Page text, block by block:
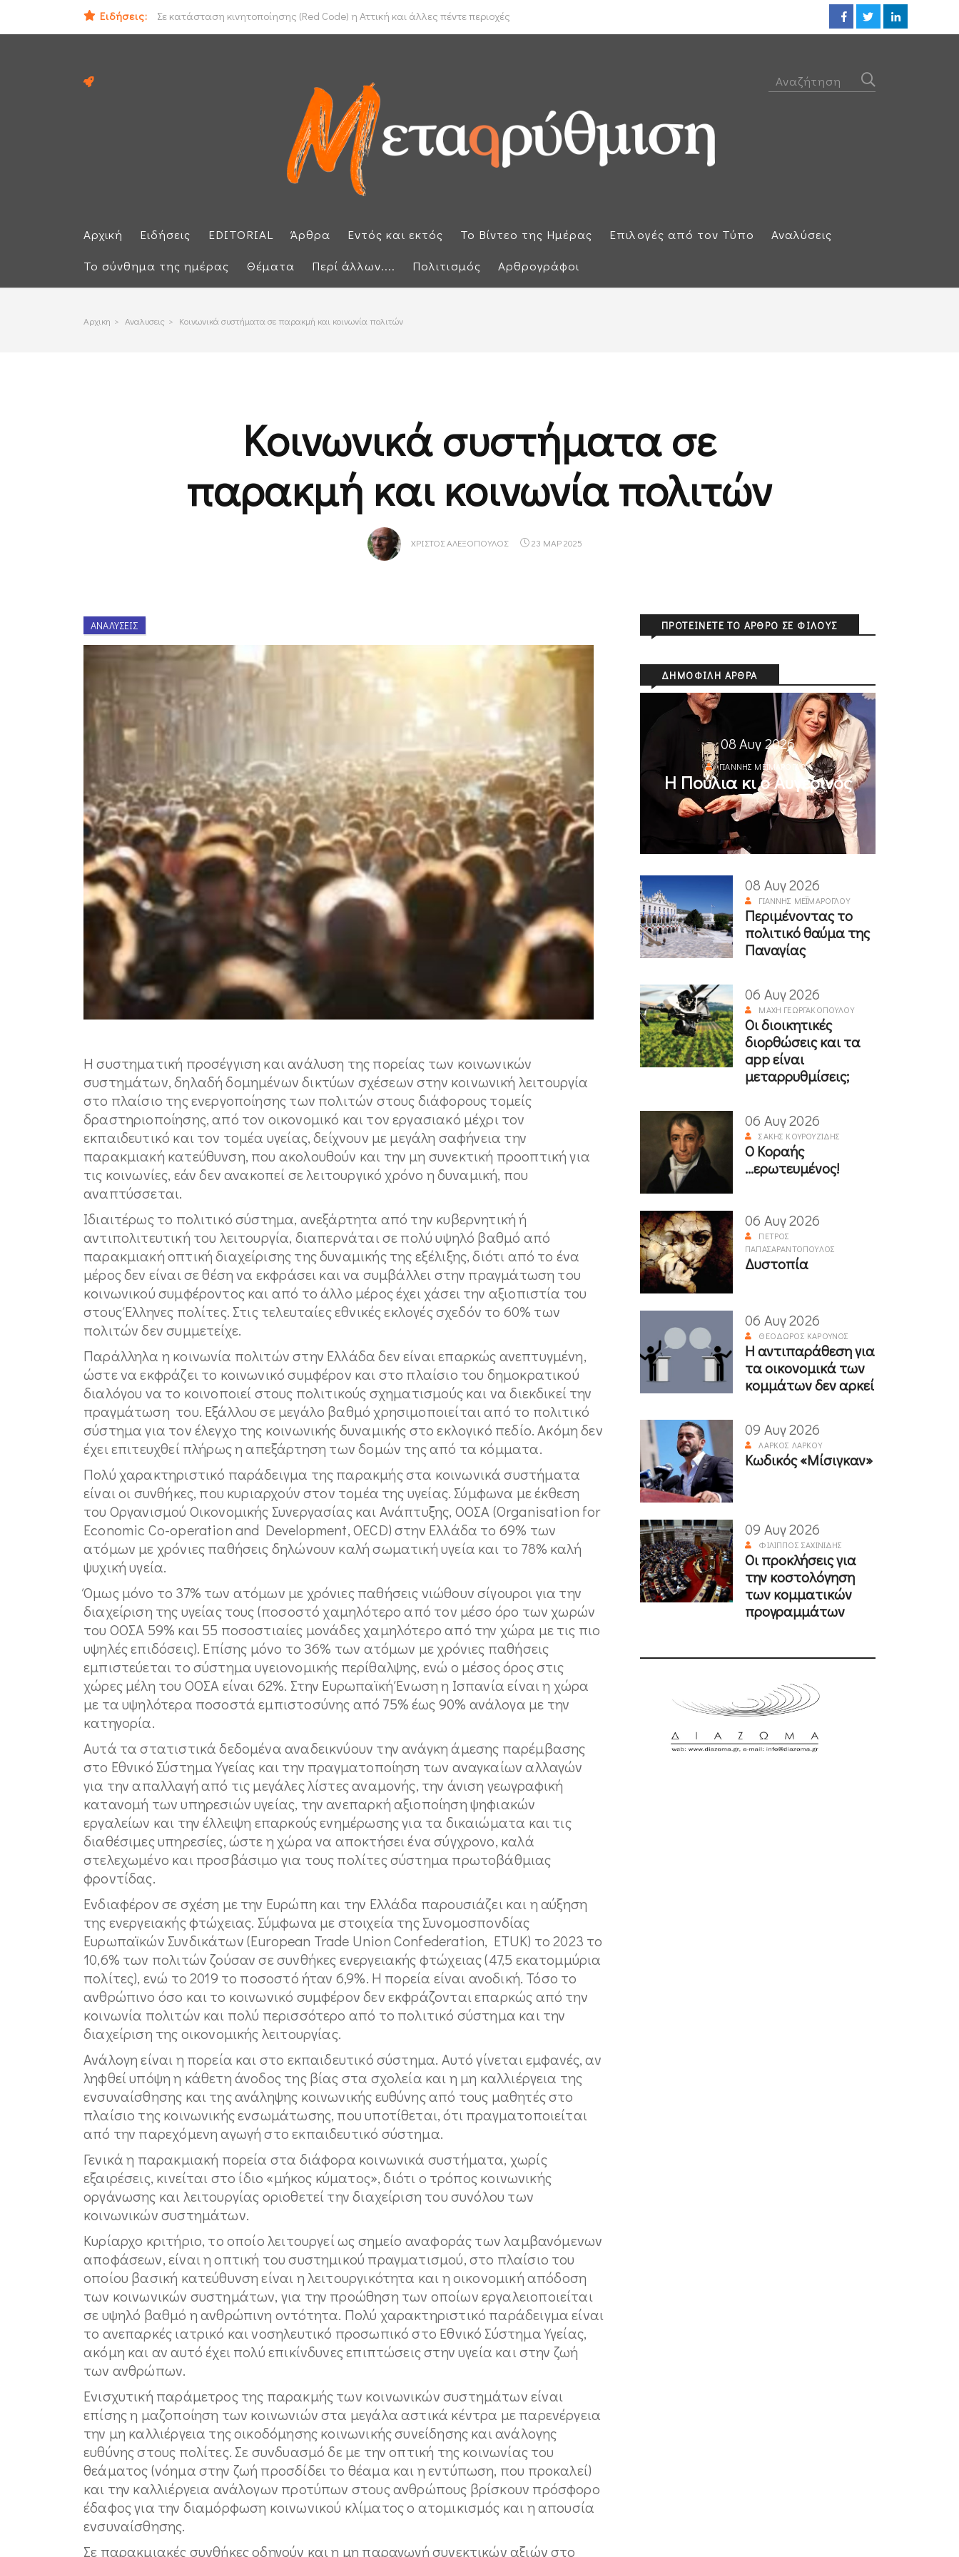
Ειδήσεις:
Σε κατάσταση κινητοποίησης (Red Code) η Αττική και άλλες πέντε περιοχές
Ομάν: «Θετικές» οι συνομιλίες με το Ιράν για τα Στενά του Ορμούζ Η απάντηση της Ισπανίας:
Αρχική Ειδήσεις EDITORIAL Άρθρα Εντός και εκτός Το Βίντεο της Ημέρας Επιλογές από τον Τύπο
Αναλύσεις
Το σύνθημα της ημέρας
Θέματα Περί άλλων.... Πολιτισμός Αρθρογράφοι
Αρχικη > Αναλυσεις > Κοινωνικά συστήματα σε παρακμή και κοινωνία πολιτών
Κοινωνικά συστήματα σε
παρακμή και κοινωνία πολιτών
ΧΡΊΣΤΟΣ ΑΛΕΞΌΠΟΥΛΟΣ 23 ΜΑΡ 2025
ΑΝΑΛΎΣΕΙΣ
Η συστηματική προσέγγιση και ανάλυση της πορείας των κοινωνικών
συστημάτων, δηλαδή δομημένων δικτύων σχέσεων στην κοινωνική λειτουργία
στο πλαίσιο της ενεργοποίησης των πολιτών στους διάφορους τομείς
δραστηριοποίησης, από τον οικονομικό και τον εργασιακό μέχρι τον
εκπαιδευτικό και τον τομέα υγείας, δείχνουν με μεγάλη σαφήνεια την
παρακμιακή κατεύθυνση, που ακολουθούν και την μη συνεκτική προοπτική για
τις κοινωνίες, εάν δεν ανακοπεί σε λειτουργικό χρόνο η δυναμική, που
αναπτύσσεται.
Ιδιαιτέρως το πολιτικό σύστημα, ανεξάρτητα από την κυβερνητική ή
αντιπολιτευτική του λειτουργία, διαπερνάται σε πολύ υψηλό βαθμό από
παρακμιακή οπτική διαχείρισης της δυναμικής της εξέλιξης, διότι από το ένα
μέρος δεν είναι σε θέση να εκφράσει και να συμβάλλει στην πραγμάτωση του
κοινωνικού συμφέροντος και από το άλλο μέρος έχει χάσει την αξιοπιστία του
στους Έλληνες πολίτες. Στις τελευταίες εθνικές εκλογές σχεδόν το 60% των
πολιτών δεν συμμετείχε.
Παράλληλα η κοινωνία πολιτών στην Ελλάδα δεν είναι επαρκώς ανεπτυγμένη,
ώστε να εκφράζει το κοινωνικό συμφέρον και στο πλαίσιο του δημοκρατικού
διαλόγου να το κοινοποιεί στους πολιτικούς σχηματισμούς και να διεκδικεί την
πραγμάτωση του. Εξάλλου σε μεγάλο βαθμό χρησιμοποιείται από το πολιτικό
σύστημα για τον έλεγχο της κοινωνικής δυναμικής στο εκλογικό πεδίο. Ακόμη δεν
έχει επιτευχθεί πλήρως η απεξάρτηση των δομών της από τα κόμματα.
Πολύ χαρακτηριστικό παράδειγμα της παρακμής στα κοινωνικά συστήματα
είναι οι συνθήκες, που κυριαρχούν στον τομέα της υγείας. Σύμφωνα με έκθεση
του Οργανισμού Οικονομικής Συνεργασίας και Ανάπτυξης, ΟΟΣΑ (Organisation for
Economic Co-operation and Development, OECD) στην Ελλάδα το 69% των
ατόμων με χρόνιες παθήσεις δηλώνουν καλή σωματική υγεία και το 78% καλή
ψυχική υγεία.
Όμως μόνο το 37% των ατόμων με χρόνιες παθήσεις νιώθουν σίγουροι για την
διαχείριση της υγείας τους (ποσοστό χαμηλότερο από τον μέσο όρο των χωρών
του ΟΟΣΑ 59% και 55 ποσοστιαίες μονάδες χαμηλότερο από την χώρα με τις πιο
υψηλές επιδόσεις). Επίσης μόνο το 36% των ατόμων με χρόνιες παθήσεις
εμπιστεύεται το σύστημα υγειονομικής περίθαλψης, ενώ ο μέσος όρος στις
χώρες μέλη του ΟΟΣΑ είναι 62%. Στην Ευρωπαϊκή Ένωση η Ισπανία είναι η χώρα
με τα υψηλότερα ποσοστά εμπιστοσύνης από 75% έως 90% ανάλογα με την
κατηγορία.
Αυτά τα στατιστικά δεδομένα αναδεικνύουν την ανάγκη άμεσης παρέμβασης
στο Εθνικό Σύστημα Υγείας και την πραγματοποίηση των αναγκαίων αλλαγών
για την απαλλαγή από τις μεγάλες λίστες αναμονής, την άνιση γεωγραφική
κατανομή των υπηρεσιών υγείας, την ανεπαρκή αξιοποίηση ψηφιακών
εργαλείων και την έλλειψη επαρκούς ενημέρωσης για τα δικαιώματα και τις
διαθέσιμες υπηρεσίες, ώστε η χώρα να αποκτήσει ένα σύγχρονο, καλά
στελεχωμένο και προσβάσιμο για τους πολίτες σύστημα πρωτοβάθμιας
φροντίδας.
Ενδιαφέρον σε σχέση με την Ευρώπη και την Ελλάδα παρουσιάζει και η αύξηση
της ενεργειακής φτώχειας. Σύμφωνα με στοιχεία της Συνομοσπονδίας
Ευρωπαϊκών Συνδικάτων (European Trade Union Confederation, ETUK) το 2023 το
10,6% των πολιτών ζούσαν σε συνθήκες ενεργειακής φτώχειας (47,5 εκατομμύρια
πολίτες), ενώ το 2019 το ποσοστό ήταν 6,9%. Η πορεία είναι ανοδική. Τόσο το
ανθρώπινο όσο και το κοινωνικό συμφέρον δεν εκφράζονται επαρκώς από την
κοινωνία πολιτών και πολύ περισσότερο από το πολιτικό σύστημα και την
διαχείριση της οικονομικής λειτουργίας.
Ανάλογη είναι η πορεία και στο εκπαιδευτικό σύστημα. Αυτό γίνεται εμφανές, αν
ληφθεί υπόψη η κάθετη άνοδος της βίας στα σχολεία και η μη καλλιέργεια της
ενσυναίσθησης και της ανάληψης κοινωνικής ευθύνης από τους μαθητές στο
πλαίσιο της κοινωνικής ενσωμάτωσης, που υποτίθεται, ότι πραγματοποιείται
από την παρεχόμενη αγωγή στο εκπαιδευτικό σύστημα.
Γενικά η παρακμιακή πορεία στα διάφορα κοινωνικά συστήματα, χωρίς
εξαιρέσεις, κινείται στο ίδιο «μήκος κύματος», διότι ο τρόπος κοινωνικής
οργάνωσης και λειτουργίας οριοθετεί την διαχείριση του συνόλου των
κοινωνικών συστημάτων.
Κυρίαρχο κριτήριο, το οποίο λειτουργεί ως σημείο αναφοράς των λαμβανόμενων
αποφάσεων, είναι η οπτική του συστημικού πραγματισμού, στο πλαίσιο του
οποίου βασική κατεύθυνση είναι η λειτουργικότητα και η οικονομική απόδοση
των κοινωνικών συστημάτων, για την προώθηση των οποίων εργαλειοποιείται
σε υψηλό βαθμό η ανθρώπινη οντότητα. Πολύ χαρακτηριστικό παράδειγμα είναι
το ανεπαρκές ιατρικό και νοσηλευτικό προσωπικό στο Εθνικό Σύστημα Υγείας,
ακόμη και αν αυτό έχει πολύ επικίνδυνες επιπτώσεις στην υγεία και στην ζωή
των ανθρώπων.
Ενισχυτική παράμετρος της παρακμής των κοινωνικών συστημάτων είναι
επίσης η μαζοποίηση των κοινωνιών στα μεγάλα αστικά κέντρα με παρενέργεια
την μη καλλιέργεια της οικοδόμησης κοινωνικής συνείδησης και ανάλογης
ευθύνης στους πολίτες. Σε συνδυασμό δε με την οπτική της κοινωνίας του
θεάματος (νόημα στην ζωή προσδίδει το θέαμα και η εντύπωση, που προκαλεί)
και την καλλιέργεια ανάλογων προτύπων στους ανθρώπους βρίσκουν πρόσφορο
έδαφος για την διαμόρφωση κοινωνικού κλίματος ο ατομικισμός και η απουσία
ενσυναίσθησης.
Σε παρακμιακές συνθήκες οδηγούν και η μη παραγωγή συνεκτικών αξιών στο
ΠΡΟΤΕΊΝΕΤΕ ΤΟ ΆΡΘΡΟ ΣΕ ΦΊΛΟΥΣ
ΔΗΜΟΦΙΛΉ ΆΡΘΡΑ
08 Αυγ 2026
ΓΙΆΝΝΗΣ ΜΕΪΜΆΡΟΓΛΟΥ
Η Πούλια κι ο Αυγερινός
08 Αυγ 2026
ΓΙΆΝΝΗΣ ΜΕΪΜΆΡΟΓΛΟΥ
Περιμένοντας το
πολιτικό θαύμα της
Παναγίας
06 Αυγ 2026
ΜΆΧΗ ΓΕΩΡΓΑΚΟΠΟΎΛΟΥ
Οι διοικητικές
διορθώσεις και τα
app είναι
μεταρρυθμίσεις;
06 Αυγ 2026
ΣΆΚΗΣ ΚΟΥΡΟΥΖΊΔΗΣ
Ο Κοραής
...ερωτευμένος!
06 Αυγ 2026
ΠΈΤΡΟΣ
ΠΑΠΑΣΑΡΑΝΤΌΠΟΥΛΟΣ
Δυστοπία
06 Αυγ 2026
ΘΕΌΔΩΡΟΣ ΚΑΡΟΎΝΟΣ
Η αντιπαράθεση για
τα οικονομικά των
κομμάτων δεν αρκεί
09 Αυγ 2026
ΛΆΡΚΟΣ ΛΆΡΚΟΥ
Κωδικός «Μίσιγκαν»
09 Αυγ 2026
ΦΊΛΙΠΠΟΣ ΣΑΧΙΝΊΔΗΣ
Οι προκλήσεις για
την κοστολόγηση
των κομματικών
προγραμμάτων